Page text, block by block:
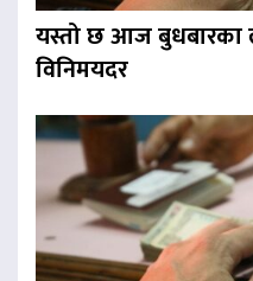
यस्तो छ आज बुधबारका
विनिमयदर